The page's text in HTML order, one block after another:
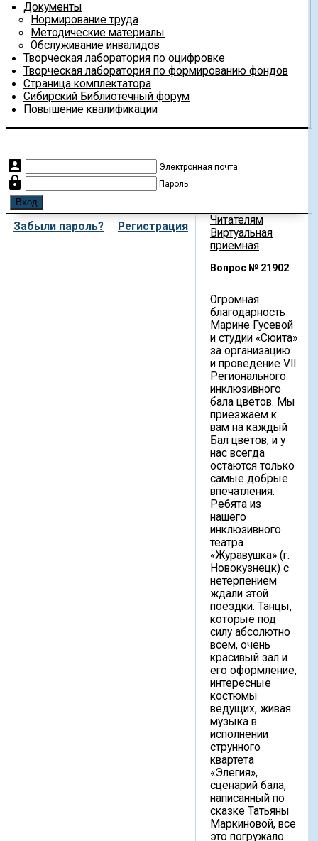
Документы
Нормирование труда
Методические материалы
Обслуживание инвалидов
Творческая лаборатория по оцифровке
Творческая лаборатория по формированию фондов
Страница комплектатора
Сибирский Библиотечный форум
Повышение квалификации
account_box Электронная почта
lock Пароль
Забыли пароль? Регистрация
Читателям
Виртуальная
приемная
Вопрос № 21902
Огромная
благодарность
Марине Гусевой
и студии «Сюита»
за организацию
и проведение VII
Регионального
инклюзивного
бала цветов. Мы
приезжаем к
вам на каждый
Бал цветов, и у
нас всегда
остаются только
самые добрые
впечатления.
Ребята из
нашего
инклюзивного
театра
«Журавушка» (г.
Новокузнецк) с
нетерпением
ждали этой
поездки. Танцы,
которые под
силу абсолютно
всем, очень
красивый зал и
его оформление,
интересные
костюмы
ведущих, живая
музыка в
исполнении
струнного
квартета
«Элегия»,
сценарий бала,
написанный по
сказке Татьяны
Маркиновой, все
это погружало